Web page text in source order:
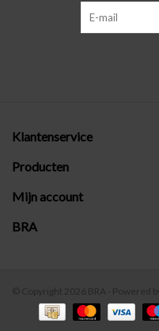
Klantenservice
Producten
Mijn account
BRA
© Copyright 2026 BRA - Powered by